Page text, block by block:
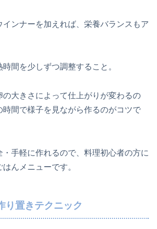
インナーを加えれば、栄養バランスもア
間を少しずつ調整すること。
の大きさによって仕上がりが変わるの
時間で様子を見ながら作るのがコツで
・手軽に作れるので、料理初心者の方に
んメニューです。
り置きテクニック